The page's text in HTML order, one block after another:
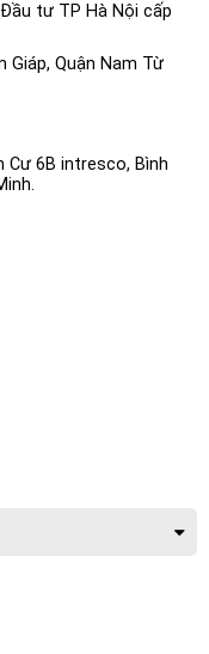
tư TP Hà Nội cấp
Giáp, Quận Nam Từ
Cư 6B intresco, Bình